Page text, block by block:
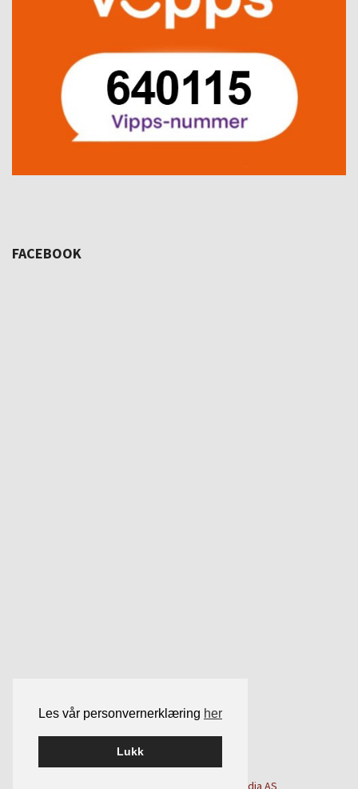
Les vår personvernerklæring her
Lukk
FACEBOOK
Smart Media AS